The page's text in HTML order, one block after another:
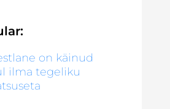
on käinud
ilma tegeliku